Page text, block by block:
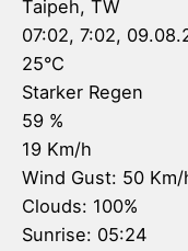
Taipeh, TW
07:02, 7:02,
25°C
Starker Regen
59 %
19 Km/h
Wind Gust: 50 Km/
Clouds: 100%
Sunrise: 05:24